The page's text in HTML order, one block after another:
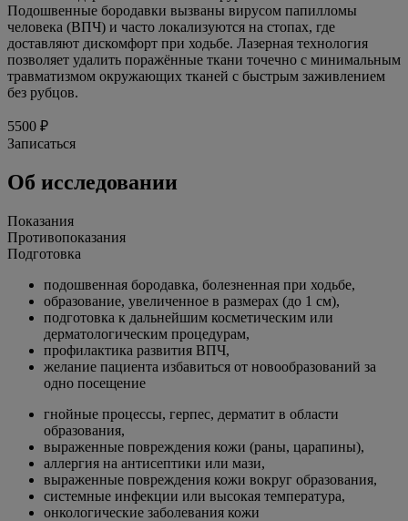
Подошвенные бородавки вызваны вирусом папилломы
человека (ВПЧ) и часто локализуются на стопах, где
доставляют дискомфорт при ходьбе. Лазерная технология
позволяет удалить поражённые ткани точечно с минимальным
травматизмом окружающих тканей с быстрым заживлением
без рубцов.
5500 ₽
Записаться
Об исследовании
Показания
Противопоказания
Подготовка
подошвенная бородавка, болезненная при ходьбе,
образование, увеличенное в размерах (до 1 см),
подготовка к дальнейшим косметическим или
дерматологическим процедурам,
профилактика развития ВПЧ,
желание пациента избавиться от новообразований за
одно посещение
гнойные процессы, герпес, дерматит в области
образования,
выраженные повреждения кожи (раны, царапины),
аллергия на антисептики или мази,
выраженные повреждения кожи вокруг образования,
системные инфекции или высокая температура,
онкологические заболевания кожи